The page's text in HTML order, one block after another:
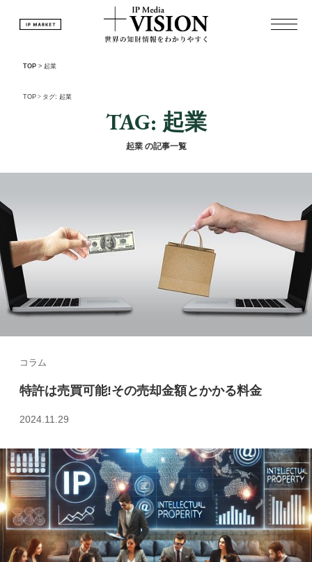
TOP > 起業
TOP > タグ: 起業
TAG: 起業
起業 の記事一覧
コラム
特許は売買可能!その売却金額とかかる料金
2024.11.29